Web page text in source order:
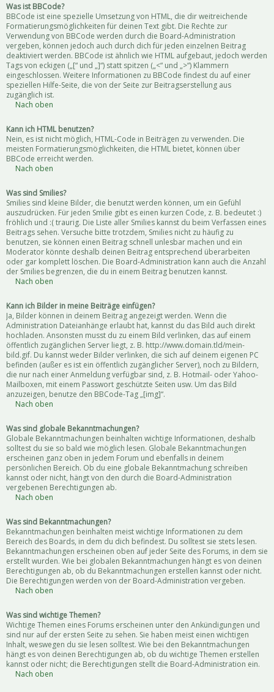
Was ist BBCode?
BBCode ist eine spezielle Umsetzung von HTML, die dir weitreichende
Formatierungsmöglichkeiten für deinen Text gibt. Die Rechte zur
Verwendung von BBCode werden durch die Board-Administration
vergeben, können jedoch auch durch dich für jeden einzelnen Beitrag
deaktiviert werden. BBCode ist ähnlich wie HTML aufgebaut, jedoch werden
Tags von eckigen („[“ und „]“) statt spitzen („<“ und „>“) Klammern
eingeschlossen. Weitere Informationen zu BBCode findest du auf einer
speziellen Hilfe-Seite, die von der Seite zur Beitragserstellung aus
zugänglich ist.
Nach oben
Kann ich HTML benutzen?
Nein, es ist nicht möglich, HTML-Code in Beiträgen zu verwenden. Die
meisten Formatierungsmöglichkeiten, die HTML bietet, können über
BBCode erreicht werden.
Nach oben
Was sind Smilies?
Smilies sind kleine Bilder, die benutzt werden können, um ein Gefühl
auszudrücken. Für jeden Smilie gibt es einen kurzen Code, z. B. bedeutet :)
fröhlich und :( traurig. Die Liste aller Smilies kannst du beim Verfassen eines
Beitrags sehen. Versuche bitte trotzdem, Smilies nicht zu häufig zu
benutzen, sie können einen Beitrag schnell unlesbar machen und ein
Moderator könnte deshalb deinen Beitrag entsprechend überarbeiten
oder gar komplett löschen. Die Board-Administration kann auch die Anzahl
der Smilies begrenzen, die du in einem Beitrag benutzen kannst.
Nach oben
Kann ich Bilder in meine Beiträge einfügen?
Ja, Bilder können in deinem Beitrag angezeigt werden. Wenn die
Administration Dateianhänge erlaubt hat, kannst du das Bild auch direkt
hochladen. Ansonsten musst du zu einem Bild verlinken, das auf einem
öffentlich zugänglichen Server liegt, z. B. http://www.domain.tld/mein-
bild.gif. Du kannst weder Bilder verlinken, die sich auf deinem eigenen PC
befinden (außer es ist ein öffentlich zugänglicher Server), noch zu Bildern,
die nur nach einer Anmeldung verfügbar sind, z. B. Hotmail- oder Yahoo-
Mailboxen, mit einem Passwort geschützte Seiten usw. Um das Bild
anzuzeigen, benutze den BBCode-Tag „[img]“.
Nach oben
Was sind globale Bekanntmachungen?
Globale Bekanntmachungen beinhalten wichtige Informationen, deshalb
solltest du sie so bald wie möglich lesen. Globale Bekanntmachungen
erscheinen ganz oben in jedem Forum und ebenfalls in deinem
persönlichen Bereich. Ob du eine globale Bekanntmachung schreiben
kannst oder nicht, hängt von den durch die Board-Administration
vergebenen Berechtigungen ab.
Nach oben
Was sind Bekanntmachungen?
Bekanntmachungen beinhalten meist wichtige Informationen zu dem
Bereich des Boards, in dem du dich befindest. Du solltest sie stets lesen.
Bekanntmachungen erscheinen oben auf jeder Seite des Forums, in dem sie
erstellt wurden. Wie bei globalen Bekanntmachungen hängt es von deinen
Berechtigungen ab, ob du Bekanntmachungen erstellen kannst oder nicht.
Die Berechtigungen werden von der Board-Administration vergeben.
Nach oben
Was sind wichtige Themen?
Wichtige Themen eines Forums erscheinen unter den Ankündigungen und
sind nur auf der ersten Seite zu sehen. Sie haben meist einen wichtigen
Inhalt, weswegen du sie lesen solltest. Wie bei den Bekanntmachungen
hängt es von deinen Berechtigungen ab, ob du wichtige Themen erstellen
kannst oder nicht; die Berechtigungen stellt die Board-Administration ein.
Nach oben